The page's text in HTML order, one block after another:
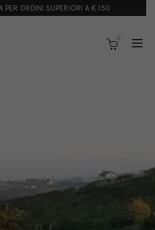
PER ORDINI SUPERIORI A € 150
0